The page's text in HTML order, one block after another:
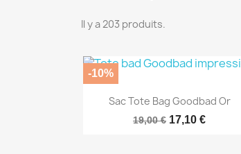
Il y a 203 produits.
Aperçu rapide
Sac Tote Bag Goodbad Or
19,00 € 17,10 €
-10%